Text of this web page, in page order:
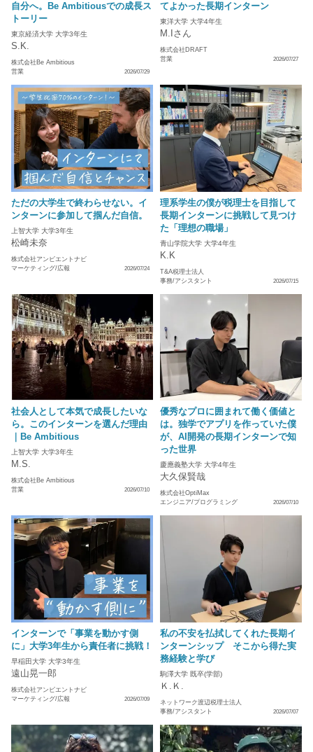
自分へ。Be Ambitiousでの成長ス
トーリー
東京経済大学 大学3年生
S.K.
株式会社Be Ambitious
営業
2026/07/29
てよかった長期インターン
東洋大学 大学4年生
M.Iさん
株式会社DRAFT
営業
2026/07/27
ただの大学生で終わらせない。イ
ンターンに参加して掴んだ自信。
上智大学 大学3年生
松崎未奈
株式会社アンビエントナビ
マーケティング/広報
2026/07/24
理系学生の僕が税理士を目指して
長期インターンに挑戦して見つけ
た「理想の職場」
青山学院大学 大学4年生
K.K
T&A税理士法人
事務/アシスタント
2026/07/15
社会人として本気で成長したいな
ら。このインターンを選んだ理由
｜Be Ambitious
上智大学 大学3年生
M.S.
株式会社Be Ambitious
営業
2026/07/10
優秀なプロに囲まれて働く価値と
は。独学でアプリを作っていた僕
が、AI開発の長期インターンで知
った世界
慶應義塾大学 大学4年生
大久保賢哉
株式会社OptiMax
エンジニア/プログラミング
2026/07/10
インターンで「事業を動かす側
に」大学3年生から責任者に挑戦！
早稲田大学 大学3年生
遠山晃一郎
株式会社アンビエントナビ
マーケティング/広報
2026/07/09
私の不安を払拭してくれた長期イ
ンターンシップ そこから得た実
務経験と学び
駒澤大学 既卒(学部)
Ｋ.Ｋ.
ネットワーク渡辺税理士法人
事務/アシスタント
2026/07/07